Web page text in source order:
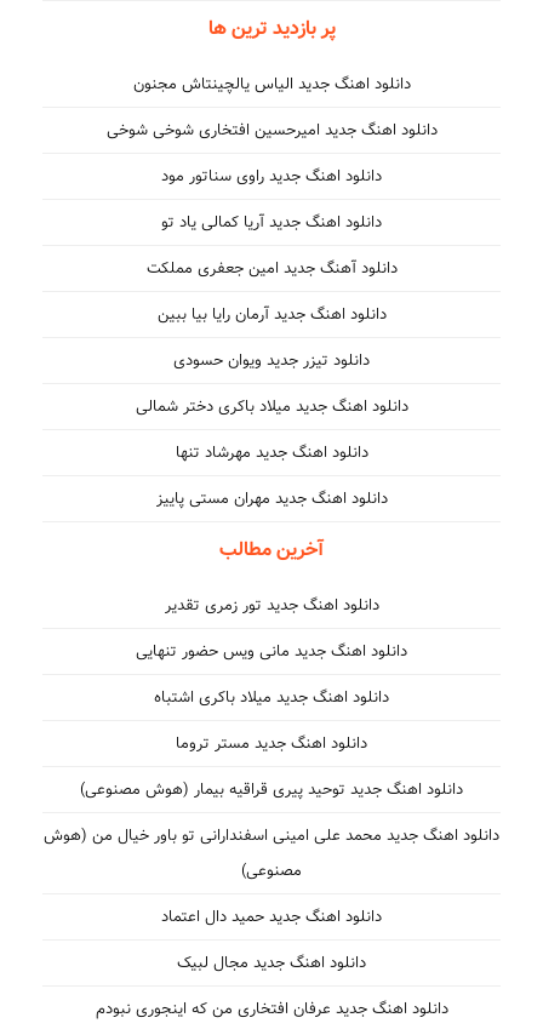
پر بازدید ترین ها
دانلود اهنگ جدید الیاس یالچینتاش مجنون
دانلود اهنگ جدید امیرحسین افتخاری شوخی شوخی
دانلود اهنگ جدید راوی سناتور مود
دانلود اهنگ جدید آریا کمالی یاد تو
دانلود آهنگ جدید امین جعفری مملکت
دانلود اهنگ جدید آرمان رایا بیا ببین
دانلود تیزر جدید ویوان حسودی
دانلود اهنگ جدید میلاد باکری دختر شمالی
دانلود اهنگ جدید مهرشاد تنها
دانلود اهنگ جدید مهران مستی پاییز
آخرین مطالب
دانلود اهنگ جدید تور زمری تقدیر
دانلود اهنگ جدید مانی ویس حضور تنهایی
دانلود اهنگ جدید میلاد باکری اشتباه
دانلود اهنگ جدید مستر تروما
دانلود اهنگ جدید توحید پیری قراقیه بیمار (هوش مصنوعی)
دانلود اهنگ جدید محمد علی امینی اسفندارانی تو باور خیال من (هوش
مصنوعی)
دانلود اهنگ جدید حمید دال اعتماد
دانلود اهنگ جدید مجال لبیک
دانلود اهنگ جدید عرفان افتخاری من که اینجوری نبودم